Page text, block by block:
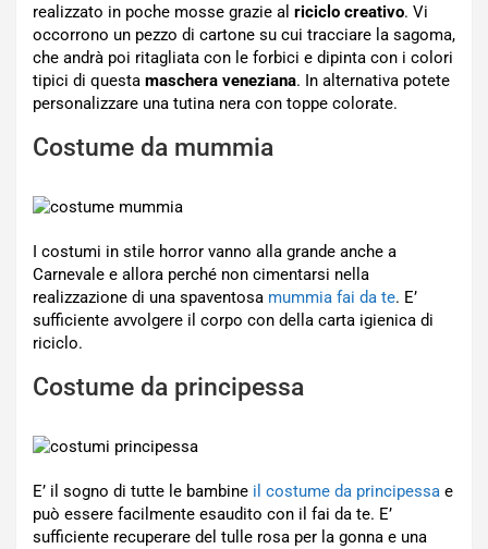
realizzato in poche mosse grazie al riciclo creativo. Vi
occorrono un pezzo di cartone su cui tracciare la sagoma,
che andrà poi ritagliata con le forbici e dipinta con i colori
tipici di questa maschera veneziana. In alternativa potete
personalizzare una tutina nera con toppe colorate.
Costume da mummia
I costumi in stile horror vanno alla grande anche a
Carnevale e allora perché non cimentarsi nella
realizzazione di una spaventosa mummia fai da te. E’
sufficiente avvolgere il corpo con della carta igienica di
riciclo.
Costume da principessa
E’ il sogno di tutte le bambine il costume da principessa e
può essere facilmente esaudito con il fai da te. E’
sufficiente recuperare del tulle rosa per la gonna e una